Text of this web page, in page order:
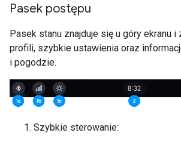
Pasek postępu
Pasek stanu znajduje się u góry ekranu
profili, szybkie ustawienia oraz
i pogodzie.
Szybkie sterowanie: